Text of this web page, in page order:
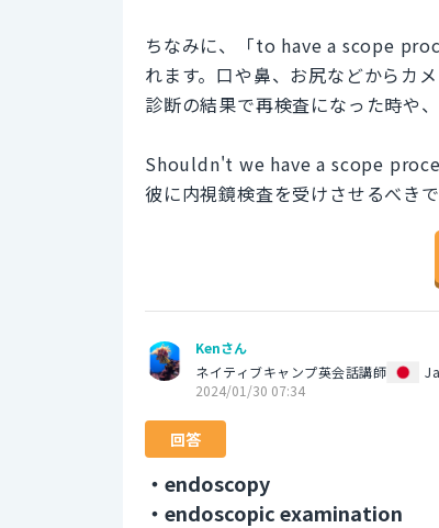
ちなみに、「to have a scope
れます。口や鼻、お尻などからカ
診断の結果で再検査になった時や
Shouldn't we have a scope
彼に内視鏡検査を受けさせるべき
Kenさん
ネイティブキャンプ英会話講師
2024/01/30 07:34
回答
・endoscopy
・endoscopic examination